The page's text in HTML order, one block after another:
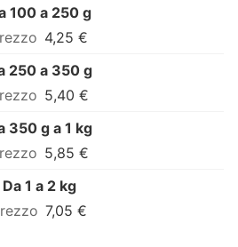
100 a 250 g
4,25 €
250 a 350 g
5,40 €
350 g a 1 kg
5,85 €
Da 1 a 2 kg
7,05 €